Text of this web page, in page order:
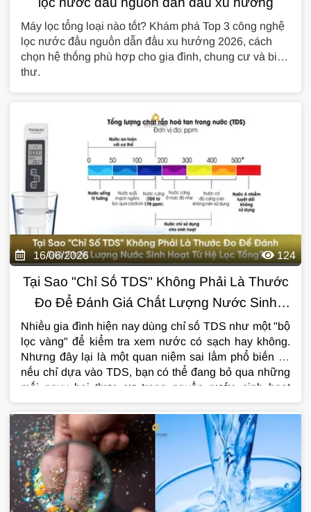
Máy lọc tổng loại nào tốt? Khám phá Top 3 công nghệ
lọc nước đầu nguồn dẫn đầu xu hướng 2026, cách
chọn hệ thống phù hợp cho gia đình, chung cư và biệt
thự.
16/06/2026 124
Tại Sao "Chỉ Số TDS" Không Phải Là Thước
Đo Để Đánh Giá Chất Lượng Nước Sinh
Hoạt Từ Hệ Lọc Tổng?
Nhiều gia đình hiện nay dùng chỉ số TDS như một "bộ
lọc vàng" để kiểm tra xem nước có sạch hay không.
Nhưng đây lại là một quan niệm sai lầm phổ biến và
nếu chỉ dựa vào TDS, bạn có thể đang bỏ qua những
mối nguy hại thực sự trong nguồn nước sinh hoạt
hằng ngày. Bàiviết này sẽ giải thích rõ vì sao TDS
không phải thước đo chất lượng nước phùhợp, đặc
biệt với hệ lọc tổng đầunguồn.